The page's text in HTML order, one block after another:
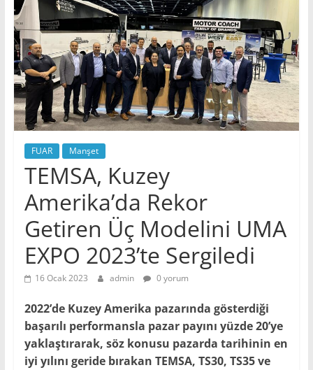
FUAR Manşet
TEMSA, Kuzey
Amerika’da Rekor
Getiren Üç Modelini UMA
EXPO 2023’te Sergiledi
16 Ocak 2023 admin 0 yorum
2022’de Kuzey Amerika pazarında gösterdiği
başarılı performansla pazar payını yüzde 20’ye
yaklaştırarak, söz konusu pazarda tarihinin en
iyi yılını geride bırakan TEMSA, TS30, TS35 ve